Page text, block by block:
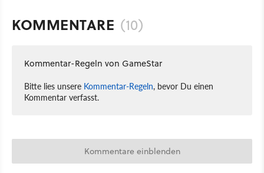
KOMMENTARE (10)
Kommentar-Regeln von GameStar
Bitte lies unsere Kommentar-Regeln, bevor Du einen
Kommentar verfasst.
Kommentare einblenden